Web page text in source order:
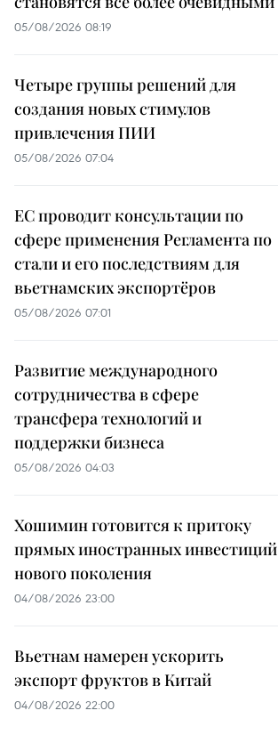
05/08/2026 08:19
Четыре группы решений для
создания новых стимулов
привлечения ПИИ
05/08/2026 07:04
ЕС проводит консультации по
сфере применения Регламента по
стали и его последствиям для
вьетнамских экспортёров
05/08/2026 07:01
Развитие международного
сотрудничества в сфере
трансфера технологий и
поддержки бизнеса
05/08/2026 04:03
Хошимин готовится к притоку
прямых иностранных инвестиций
нового поколения
04/08/2026 23:00
Вьетнам намерен ускорить
экспорт фруктов в Китай
04/08/2026 22:00